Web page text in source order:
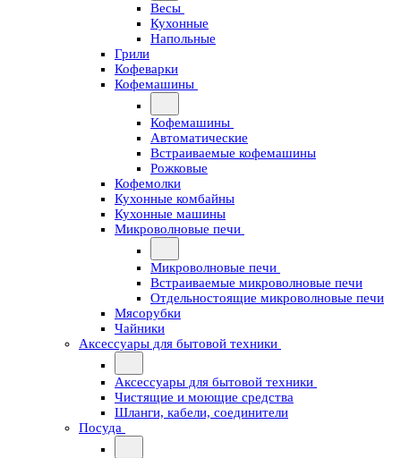
Весы
Кухонные
Напольные
Грили
Кофеварки
Кофемашины
Кофемашины
Автоматические
Встраиваемые кофемашины
Рожковые
Кофемолки
Кухонные комбайны
Кухонные машины
Микроволновые печи
Микроволновые печи
Встраиваемые микроволновые печи
Отдельностоящие микроволновые печи
Мясорубки
Чайники
Аксессуары для бытовой техники
Аксессуары для бытовой техники
Чистящие и моющие средства
Шланги, кабели, соединители
Посуда